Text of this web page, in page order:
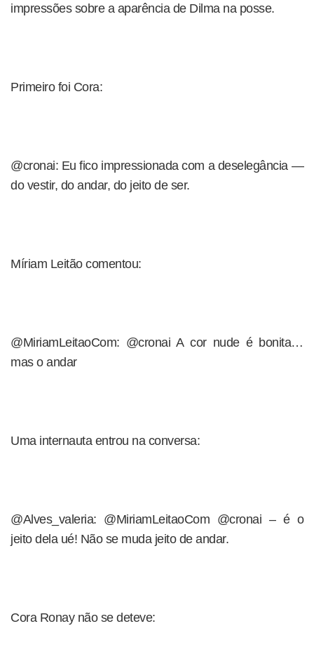
impressões sobre a aparência de Dilma na posse.
Primeiro foi Cora:
@cronai: Eu fico impressionada com a deselegância —
do vestir, do andar, do jeito de ser.
Míriam Leitão comentou:
@MiriamLeitaoCom: @cronai A cor nude é bonita…
mas o andar
Uma internauta entrou na conversa:
@Alves_valeria: @MiriamLeitaoCom @cronai – é o
jeito dela ué! Não se muda jeito de andar.
Cora Ronay não se deteve: